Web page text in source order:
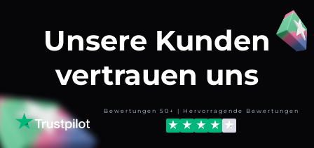
Unsere Kunden
vertrauen uns
Bewertungen 50+ | Hervorragende Bewertungen